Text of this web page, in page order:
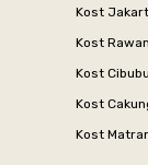
Kost
Kost
Kost
Kost
Kost